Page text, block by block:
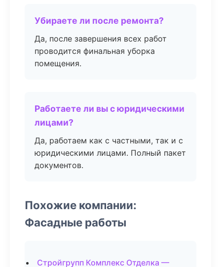
Убираете ли после ремонта?
Да, после завершения всех работ
проводится финальная уборка
помещения.
Работаете ли вы с юридическими
лицами?
Да, работаем как с частными, так и с
юридическими лицами. Полный пакет
документов.
Похожие компании:
Фасадные работы
Стройгрупп Комплекс Отделка —